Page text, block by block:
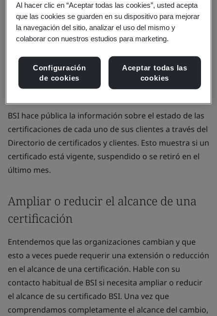
Para tal fin, BSI sigue los principios establecidos en
ISO/IEC 17021-1:2015, ISO/IEC 17029:2019 e ISO 14065:
2020 y designó comités de imparcialidad
principal es salvaguardar la imparcialidad de BSI.
Estado de las certificaciones
BSI hace pública la información sobre el estado de las
certificaciones de cada uno de sus clientes a través del
Directorio de certificados y clientes. Esto muestra si un
certificado está vigente, suspendido o se retiró en el
último mes.
Ampliar o reducir el alcance de una
certificación
Entendemos que las organizaciones cambian y que
esto a veces puede requerir una extensión o reducción
en el alcance de una certificación. Hable con su
contacto habitual de BSI si necesita ampliar o reducir
el alcance de su certificado BSI. Una vez que
comprendamos completamente el alcance del cambio,
Al hacer clic en “Aceptar todas las cookies”, usted acepta
que las cookies se guarden en su dispositivo para mejorar
la navegación del sitio, analizar el uso del mismo y
colaborar con nuestros estudios para marketing.
Configuración
de cookies
Aceptar todas las
cookies